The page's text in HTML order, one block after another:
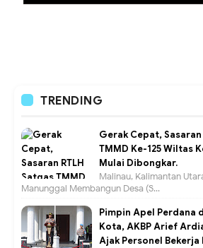
TRENDING
Gerak Cepat, Sasaran
TMMD Ke-125 Wiltas
Mulai Dibongkar.
Malinau, Kalimantan
Manunggal Membangun Desa (S...
Pimpin Apel Perdana
Kota, AKBP Arief
Ajak Personel Bekerja